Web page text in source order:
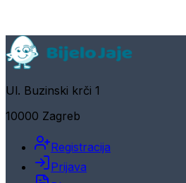
Ul. Buzinski krči 1
10000 Zagreb
Registracija
Prijava